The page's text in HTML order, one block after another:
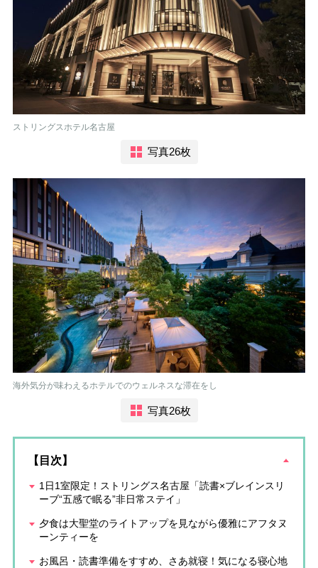
ストリングスホテル名古屋
写真26枚
海外気分が味わえるホテルでのウェルネスな滞在をし
写真26枚
【目次】
1日1室限定！ストリングス名古屋「読書×ブレインスリ
ーブ“五感で眠る”非日常ステイ」
夕食は大聖堂のライトアップを見ながら優雅にアフタヌ
ーンティーを
お風呂・読書準備をすすめ、さあ就寝！気になる寝心地